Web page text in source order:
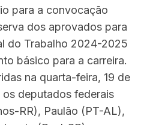
para a convocação
dos aprovados para
do Trabalho 2024-2025
básico para a carreira.
na quarta-feira, 19 de
deputados federais
RR), Paulão (PT-AL),